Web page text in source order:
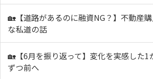
🏡【道路があるのに融資NG？】不動産
な私道の話
🏡【6月を振り返って】変化を実感した1
ずつ前へ